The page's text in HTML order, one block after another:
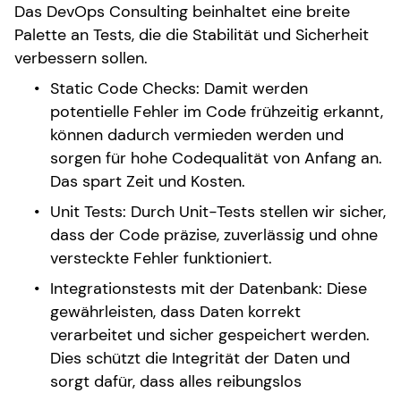
Das DevOps Consulting beinhaltet eine breite
Palette an Tests, die die Stabilität und Sicherheit
verbessern sollen.
Static Code Checks: Damit werden
potentielle Fehler im Code frühzeitig erkannt,
können dadurch vermieden werden und
sorgen für hohe Codequalität von Anfang an.
Das spart Zeit und Kosten.
Unit Tests: Durch Unit-Tests stellen wir sicher,
dass der Code präzise, zuverlässig und ohne
versteckte Fehler funktioniert.
Integrationstests mit der Datenbank: Diese
gewährleisten, dass Daten korrekt
verarbeitet und sicher gespeichert werden.
Dies schützt die Integrität der Daten und
sorgt dafür, dass alles reibungslos